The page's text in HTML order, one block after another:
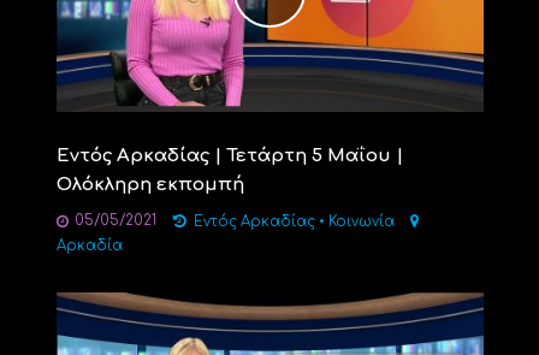
Εντός Αρκαδίας | Τετάρτη 5 Μαΐου |
Ολόκληρη εκπομπή
05/05/2021 Εντός Αρκαδίας • Κοινωνία
Αρκαδία